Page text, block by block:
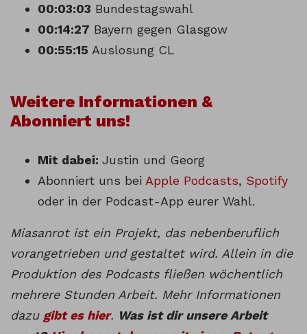
00:03:03 Bundestagswahl
00:14:27 Bayern gegen Glasgow
00:55:15 Auslosung CL
Weitere Informationen &
Abonniert uns!
Mit dabei: Justin und Georg
Abonniert uns bei Apple Podcasts, Spotify
oder in der Podcast-App eurer Wahl.
Miasanrot ist ein Projekt, das nebenberuflich
vorangetrieben und gestaltet wird. Allein in die
Produktion des Podcasts fließen wöchentlich
mehrere Stunden Arbeit. Mehr Informationen
dazu gibt es hier. Was ist dir unsere Arbeit